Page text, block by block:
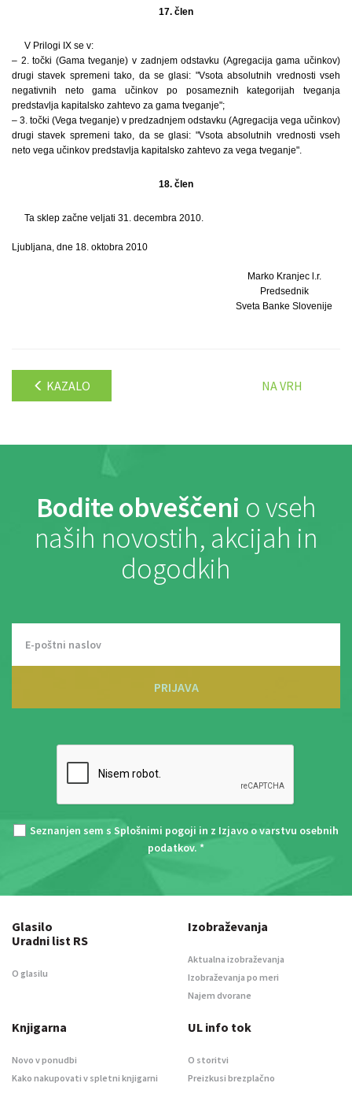
17. člen
V Prilogi IX se v:
– 2. točki (Gama tveganje) v zadnjem odstavku (Agregacija gama učinkov)
drugi stavek spremeni tako, da se glasi: "Vsota absolutnih vrednosti vseh
negativnih neto gama učinkov po posameznih kategorijah tveganja
predstavlja kapitalsko zahtevo za gama tveganje";
– 3. točki (Vega tveganje) v predzadnjem odstavku (Agregacija vega učinkov)
drugi stavek spremeni tako, da se glasi: "Vsota absolutnih vrednosti vseh
neto vega učinkov predstavlja kapitalsko zahtevo za vega tveganje".
18. člen
Ta sklep začne veljati 31. decembra 2010.
Ljubljana, dne 18. oktobra 2010
Marko Kranjec l.r.
Predsednik
Sveta Banke Slovenije
KAZALO NA VRH
Bodite obveščeni o vseh
naših novostih, akcijah in
dogodkih
PRIJAVA
Seznanjen sem s Splošnimi pogoji in z Izjavo o varstvu osebnih
podatkov. *
Glasilo
Uradni list RS
O glasilu
Izobraževanja
Aktualna izobraževanja
Izobraževanja po meri
Najem dvorane
Knjigarna
Novo v ponudbi
Kako nakupovati v spletni knjigarni
UL info tok
O storitvi
Preizkusi brezplačno